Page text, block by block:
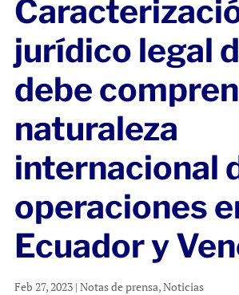
jurídico legal
debe
naturaleza
internacional
operaciones
Ecuador y
Feb 27, 2023| Notas de prensa,Noticias